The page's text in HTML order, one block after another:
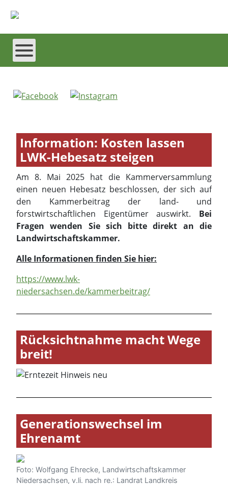
Information: Kosten lassen
LWK-Hebesatz steigen
Am 8. Mai 2025 hat die Kammerversammlung
einen neuen Hebesatz beschlossen, der sich auf
den Kammerbeitrag der land- und
forstwirtschaftlichen Eigentümer auswirkt. Bei
Fragen wenden Sie sich bitte direkt an die
Landwirtschaftskammer.
Alle Informationen finden Sie hier:
https://www.lwk-
niedersachsen.de/kammerbeitrag/
Rücksichtnahme macht Wege
breit!
Generationswechsel im
Ehrenamt
Foto: Wolfgang Ehrecke, Landwirtschaftskammer
Niedersachsen, v.li. nach re.: Landrat Landkreis